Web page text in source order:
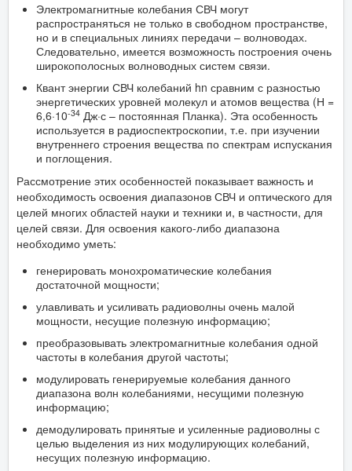
Электромагнитные колебания СВЧ могут
распространяться не только в свободном пространстве,
но и в специальных линиях передачи – волноводах.
Следовательно, имеется возможность построения очень
широкополосных волноводных систем связи.
Квант энергии СВЧ колебаний hn сравним с разностью
энергетических уровней молекул и атомов вещества (Н =
6,6·10-34 Дж·с – постоянная Планка). Эта особенность
используется в радиоспектроскопии, т.е. при изучении
внутреннего строения вещества по спектрам испускания
и поглощения.
Рассмотрение этих особенностей показывает важность и
необходимость освоения диапазонов СВЧ и оптического для
целей многих областей науки и техники и, в частности, для
целей связи. Для освоения какого-либо диапазона
необходимо уметь:
генерировать монохроматические колебания
достаточной мощности;
улавливать и усиливать радиоволны очень малой
мощности, несущие полезную информацию;
преобразовывать электромагнитные колебания одной
частоты в колебания другой частоты;
модулировать генерируемые колебания данного
диапазона волн колебаниями, несущими полезную
информацию;
демодулировать принятые и усиленные радиоволны с
целью выделения из них модулирующих колебаний,
несущих полезную информацию.